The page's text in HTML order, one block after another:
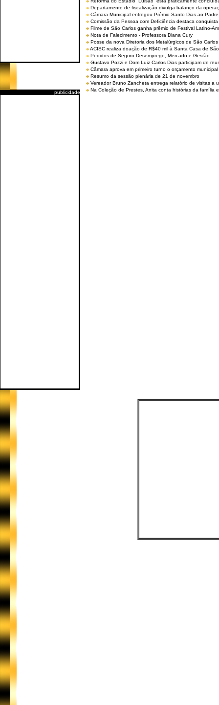
publicidade
Departamento de fiscalização divulga balanço da
Câmara Municipal entregou Prêmio Santo Dias ao
Comissão da Pessoa com Deficiência destaca
Filme de São Carlos ganha prêmio de Festival Latino-
Nota de Falecimento - Professora Diana Cury
Posse da nova Diretoria dos Metalúrgicos de São
ACISC realiza doação de R$40 mil à Santa Casa de
Pedidos de Seguro-Desemprego, Mercado e Gestão
Gustavo Pozzi e Dom Luiz Carlos Dias participam de
Câmara aprova em primeiro turno o orçamento
Resumo da sessão plenária de 21 de novembro
Vereador Bruno Zancheta entrega relatório de visitas a
Na Coleção de Prestes, Anita conta histórias da família